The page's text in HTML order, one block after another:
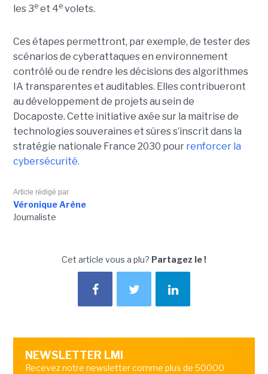
les 3eet 4evolets.
Ces étapes permettront, par exemple, de tester des
scénarios de cyberattaques en environnement
contrôlé ou de rendre les décisions des algorithmes
IA transparentes et auditables. Elles contribueront
au développement de projets au sein de
Docaposte. Cette initiative axée sur la maîtrise de
technologies souveraines et sûres s’inscrit dans la
stratégie nationale France 2030 pour renforcer la
cybersécurité.
Article rédigé par
Véronique Arène
Journaliste
Cet article vous a plu? Partagez le !
NEWSLETTER LMI
Recevez notre newsletter comme plus de 50000